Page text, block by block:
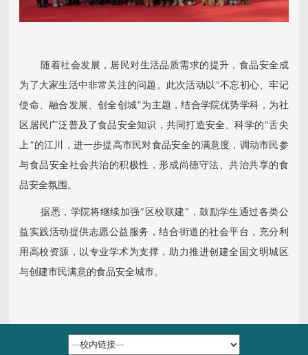
随着社会发展，居民对生活品质需求的提升，食品安全成
为了大家生活中非常关注的问题。此次活动以“不忘初心、牢记
使命、融合发展、创全创城”为主题，结合学院优势学科，为社
区居民广泛普及了食品安全知识，共同打造安全、科学的“舌尖
上”的江川，进一步提高市民对食品安全的满意度，调动市民参
与食品安全社会共治的积极性，形成尚德守法、共治共享的食
品安全氛围。
据悉，学院将继续加强“区校联建”，鼓励学生通过各类公
益实践活动提供志愿公益服务，结合街道的社会平台，充分利
用高校资源，以专业学术为支撑，助力推进创建全国文明城区
与创建市民满意的食品安全城市。